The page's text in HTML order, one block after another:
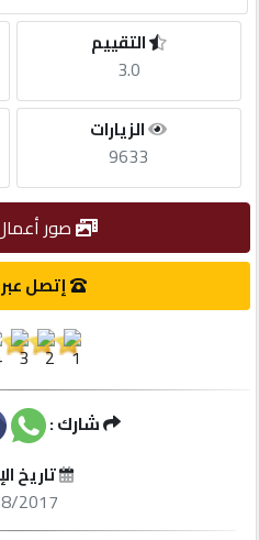
مطلوب
طلب
الاحصائيات
إتصل
التقييم
3.0
الزيارات
9633
صور
إتصل
شارك :
تاريخ
2017